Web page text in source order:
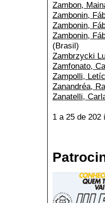
Zambon,
Zambonin,
Zambonin,
Zambonin,
(Brasil)
Zambrzycki
Zamfonato,
Zampolli,
Zanandréa,
Zanatelli,
1 a 25 de